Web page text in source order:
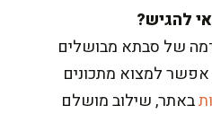
של סבתא מבושלים
אפשר למצוא מתכונים
באתר, שילוב מושלם